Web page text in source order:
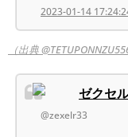
2023-01-14
（出典
ゼクセ
@zexelr33